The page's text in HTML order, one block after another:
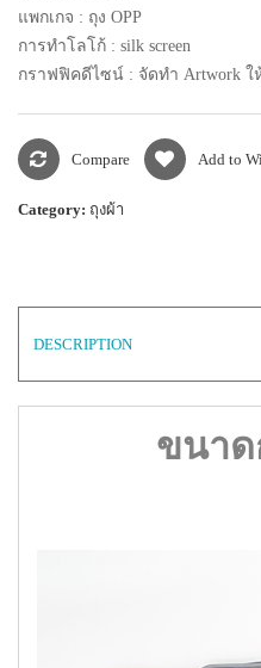
แพกเกจ : ถุง OPP
การทำโลโก้ : silk screen
กราฟฟิคดีไซน์ : จัดทำ Artwork ใ
Compare Add to
Category: ถุงผ้า
DESCRIPTION
ขนาด